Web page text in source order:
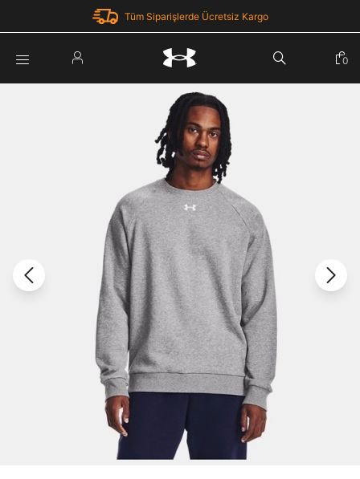
Tüm Siparişlerde Ücretsiz Kargo
Şifremi Unuttum
Giriş Yap
Under Armour'da yeni misiniz?Kayıt Ol
Üye Olmadan Devam Et
0
Parola Yenileme
Parolayı Yenile
Giriş Sayfasına Dön
Zaten hesabın var mı? Giriş yap
Daha hızlı ödeme. Hızlı sipariş takibi.